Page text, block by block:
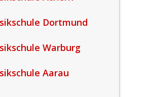
Dortmund
Warburg
Aarau